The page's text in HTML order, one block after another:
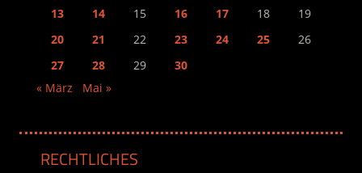
13
14 15 16 17 18
19
20
21 22 23 24 25
26
27
28 29
30
« März
Mai »
RECHTLICHES